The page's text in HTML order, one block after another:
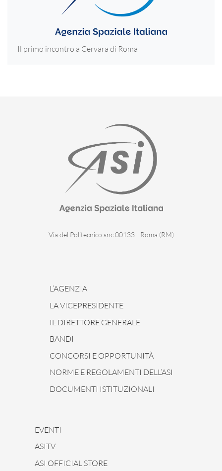
Il primo incontro a Cervara di Roma
Via del Politecnico snc 00133 - Roma (RM)
L’AGENZIA
LA VICEPRESIDENTE
IL DIRETTORE GENERALE
BANDI
CONCORSI E OPPORTUNITÀ
NORME E REGOLAMENTI DELL’ASI
DOCUMENTI ISTITUZIONALI
EVENTI
ASITV
ASI OFFICIAL STORE